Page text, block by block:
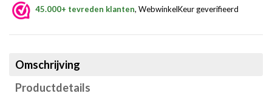
45.000+ tevreden klanten, WebwinkelKeur geverifieerd
Omschrijving
Productdetails